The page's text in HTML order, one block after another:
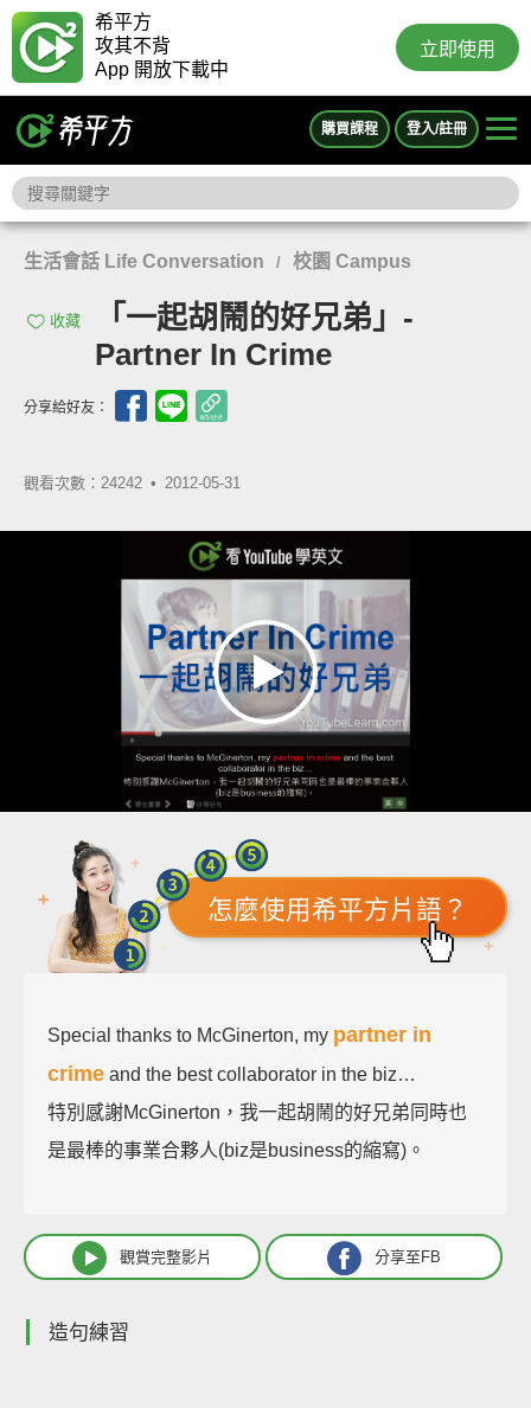
希平方
攻其不背
App 開放下載中
立即使用
購買課程 登入/註冊
生活會話 Life Conversation / 校園 Campus
收藏
「一起胡鬧的好兄弟」-
Partner In Crime
分享給好友：
觀看次數：24242 • 2012-05-31
怎麼使用希平方片語？
Special thanks to McGinerton, my partner in
crime and the best collaborator in the biz…
特別感謝McGinerton，我一起胡鬧的好兄弟同時也
是最棒的事業合夥人(biz是business的縮寫)。
觀賞完整影片 分享至FB
造句練習